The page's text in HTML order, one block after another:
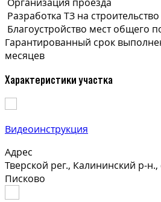
Разработка ТЗ на
Благоустройство мест общего
Гарантированный срок
месяцев
Характеристики участка
Видеоинструкция
Адрес
Тверской рег., Калининский р-
Писково